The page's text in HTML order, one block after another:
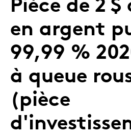
en argent
99,99 %
à queue
(pièce